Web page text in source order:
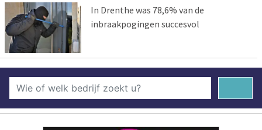
In Drenthe was 78,6% van de
inbraakpogingen succesvol